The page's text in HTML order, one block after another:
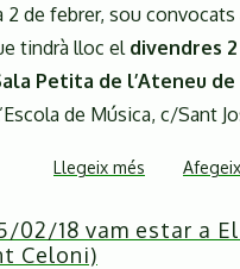
2 de febrer, sou convocats
tindrà lloc el divendres
Petita de l’Ateneu
de Música, c/Sant
Llegeix més sobre
assemblea
02/18 vam estar a
Celoni)